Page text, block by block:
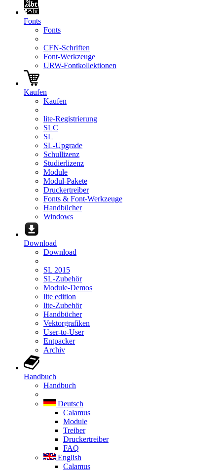
Fonts
Fonts
CFN-Schriften
Font-Werkzeuge
URW-Fontkollektionen
Kaufen
Kaufen
lite-Registrierung
SLC
SL
SL-Upgrade
Schullizenz
Studierlizenz
Module
Modul-Pakete
Druckertreiber
Fonts & Font-Werkzeuge
Handbücher
Windows
Download
Download
SL 2015
SL-Zubehör
Module-Demos
lite edition
lite-Zubehör
Handbücher
Vektorgrafiken
User-to-User
Entpacker
Archiv
Handbuch
Handbuch
Deutsch
Calamus
Module
Treiber
Druckertreiber
FAQ
English
Calamus